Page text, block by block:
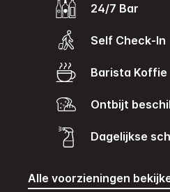
24/7 Bar
Self Check-In
Barista Koffie
Ontbijt
Dagelijkse
Alle voorzieningen